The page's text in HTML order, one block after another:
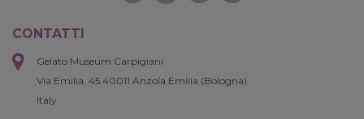
CONTATTI
Gelato Museum Carpigiani
Via Emilia, 45 40011 Anzola Emilia (Bologna)
Italy